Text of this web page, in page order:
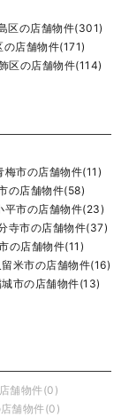
区の店舗物件(301)
の店舗物件(171)
区の店舗物件(114)
梅市の店舗物件(11)
の店舗物件(58)
平市の店舗物件(23)
寺市の店舗物件(37)
の店舗物件(11)
留米市の店舗物件(16)
城市の店舗物件(13)
舗物件(0)
舗物件(0)